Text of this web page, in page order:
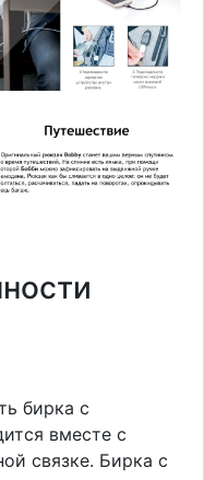
бирка с
вместе с
связке. Бирка с